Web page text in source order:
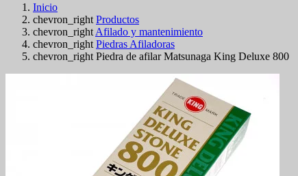
Inicio
chevron_right Productos
chevron_right Afilado y mantenimiento
chevron_right Piedras Afiladoras
chevron_right Piedra de afilar Matsunaga King Deluxe 800